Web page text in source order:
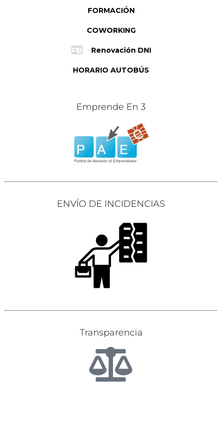
FORMACIÓN
COWORKING
Renovación DNI
HORARIO AUTOBÚS
Emprende En 3
ENVÍO DE INCIDENCIAS
Transparencia